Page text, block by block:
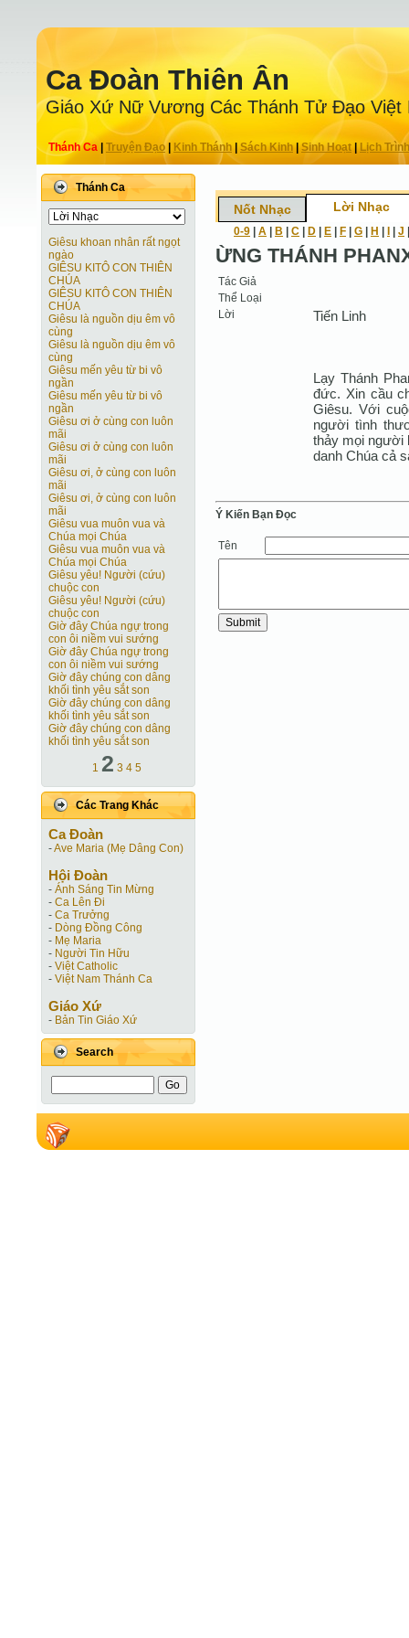
Ca Ðoàn Thiên Ân
Giáo Xứ Nữ Vương Các Thánh Tử Ðạo Việt
Thánh Ca Truyện Ðạo| Kinh Thánh Sách Kinh|Sinh Hoạt| Lịch Trình
Thánh Ca
Giêsu khoan nhân rất ngọt
ngào
GIÊSU KITÔ CON THIÊN
CHÚA
GIÊSU KITÔ CON THIÊN
CHÚA
Giêsu là nguồn dịu êm vô
cùng
Giêsu là nguồn dịu êm vô
cùng
Giêsu mến yêu từ bi vô
ngần
Giêsu mến yêu từ bi vô
ngần
Giêsu ơi ở cùng con luôn
mãi
Giêsu ơi ở cùng con luôn
mãi
Giêsu ơi, ở cùng con luôn
mãi
Giêsu ơi, ở cùng con luôn
mãi
Giêsu vua muôn vua và
Chúa mọi Chúa
Giêsu vua muôn vua và
Chúa mọi Chúa
Giêsu yêu! Người (cứu)
chuộc con
Giêsu yêu! Người (cứu)
chuộc con
Giờ đây Chúa ngự trong
con ôi niềm vui sướng
Giờ đây Chúa ngự trong
con ôi niềm vui sướng
Giờ đây chúng con dâng
khối tình yêu sắt son
Giờ đây chúng con dâng
khối tình yêu sắt son
Giờ đây chúng con dâng
khối tình yêu sắt son
1 2 3 4 5
Các Trang Khác
Ca Ðoàn
-Ave Maria (Mẹ Dâng Con)
Hội Ðoàn
- Ánh Sáng Tin Mừng
- Ca Lên Đi
- Ca Trưởng
- Dòng Đồng Công
- Mẹ Maria
- Người Tin Hữu
- Việt Catholic
- Việt Nam Thánh Ca
Giáo Xứ
- Bản Tin Giáo Xứ
Search
Nốt Nhạc Lời Nhạc
0-9 A B C D E F G H J
ỪNG THÁNH
Tác Giả
Thể Loại
Lời
Tiến Linh
Lạy Thánh
đức. Xin cầu
Giêsu. Với
người tình
thảy mọi người
danh Chúa cả
Ý Kiến Bạn Ðọc
Tên